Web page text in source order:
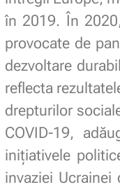
în 2019. În
provocate de
dezvoltare
reflecta
drepturilor
COVID-19,
inițiativele
invaziei